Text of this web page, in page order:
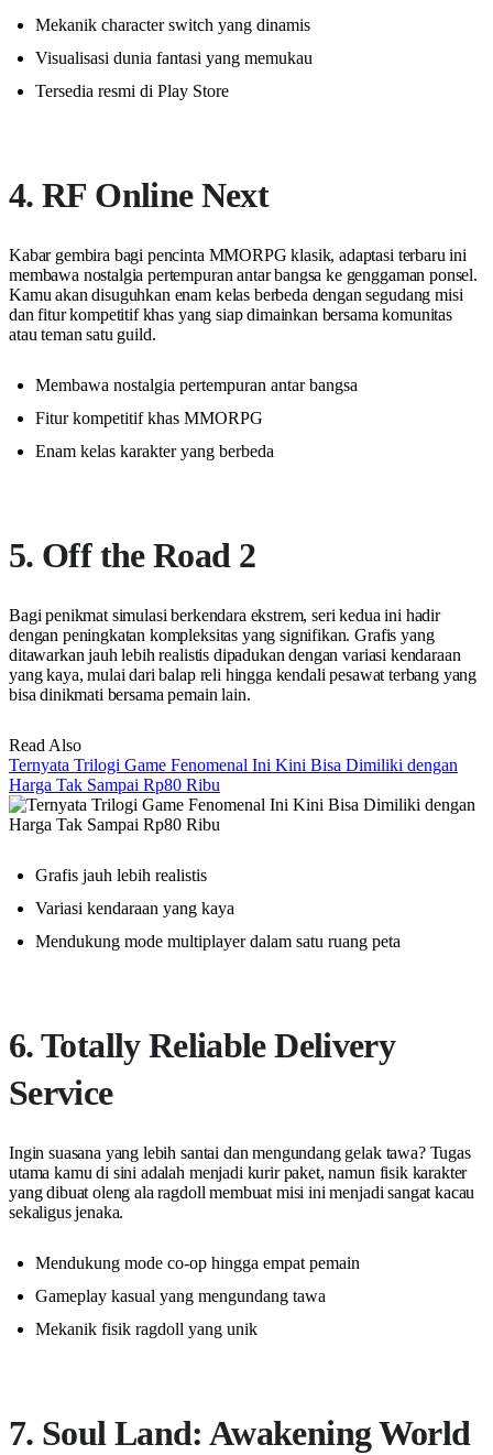
Mekanik character switch yang dinamis
Visualisasi dunia fantasi yang memukau
Tersedia resmi di Play Store
4. RF Online Next
Kabar gembira bagi pencinta MMORPG klasik, adaptasi terbaru ini
membawa nostalgia pertempuran antar bangsa ke genggaman ponsel.
Kamu akan disuguhkan enam kelas berbeda dengan segudang misi
dan fitur kompetitif khas yang siap dimainkan bersama komunitas
atau teman satu guild.
Membawa nostalgia pertempuran antar bangsa
Fitur kompetitif khas MMORPG
Enam kelas karakter yang berbeda
5. Off the Road 2
Bagi penikmat simulasi berkendara ekstrem, seri kedua ini hadir
dengan peningkatan kompleksitas yang signifikan. Grafis yang
ditawarkan jauh lebih realistis dipadukan dengan variasi kendaraan
yang kaya, mulai dari balap reli hingga kendali pesawat terbang yang
bisa dinikmati bersama pemain lain.
Read Also
Ternyata Trilogi Game Fenomenal Ini Kini Bisa Dimiliki dengan
Harga Tak Sampai Rp80 Ribu
Grafis jauh lebih realistis
Variasi kendaraan yang kaya
Mendukung mode multiplayer dalam satu ruang peta
6. Totally Reliable Delivery
Service
Ingin suasana yang lebih santai dan mengundang gelak tawa? Tugas
utama kamu di sini adalah menjadi kurir paket, namun fisik karakter
yang dibuat oleng ala ragdoll membuat misi ini menjadi sangat kacau
sekaligus jenaka.
Mendukung mode co-op hingga empat pemain
Gameplay kasual yang mengundang tawa
Mekanik fisik ragdoll yang unik
7. Soul Land: Awakening World